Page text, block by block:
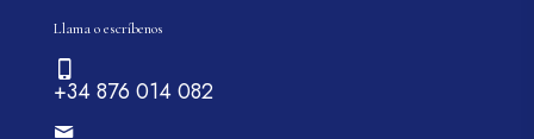
Llama o escríbenos
+34 876 014 082